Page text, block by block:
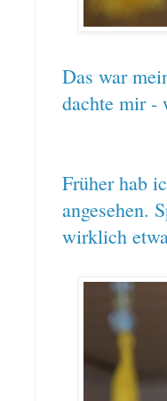
Das war
dachte mir -
Früher hab
angesehen.
wirklich